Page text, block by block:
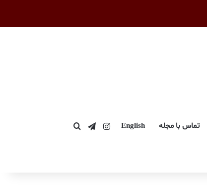
تماس با مجله English اینستاگرام
تلگرامجستجو برای